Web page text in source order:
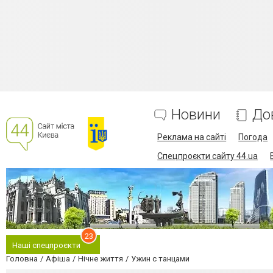
Новини
Реклама на сайті
Погода
Спецпроєкти сайту 44.ua
Наші спецпроєкти
23
Головна Афіша Нічне життя Ужин с танцами